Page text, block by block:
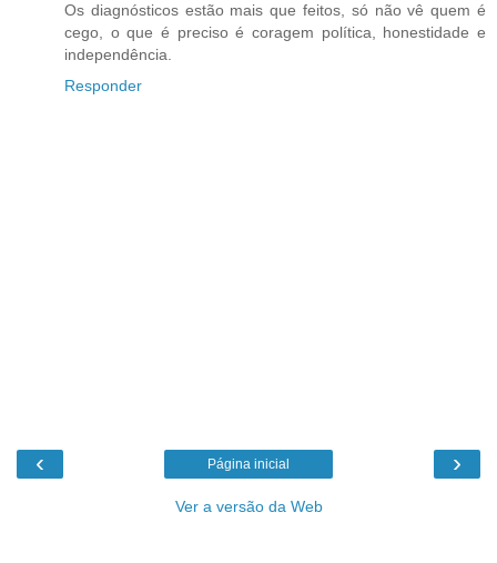
Os diagnósticos estão mais que feitos, só não vê quem é
cego, o que é preciso é coragem política, honestidade e
independência.
Responder
‹ ›
Página inicial
Ver a versão da Web